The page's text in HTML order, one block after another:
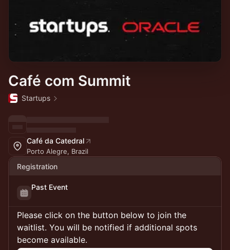
Café com Summit
Startups
Café da Catedral
Porto Alegre, Brazil
Registration
Past Event
Please click on the button below to join the
waitlist. You will be notified if additional spots
become available.